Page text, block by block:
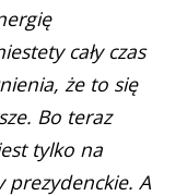
cały czas
że to się
Bo teraz
tylko na
prezydenckie. A